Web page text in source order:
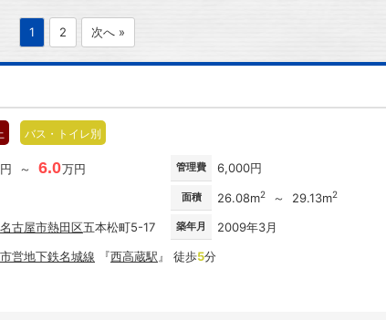
1 2 次へ »
バス・トイレ別
～ 6.0万円 管理費 6,000円
面積 26.08m2 ～ 29.13m2
名古屋市熱田区五本松町5-17 築年月 2009年3月
営地下鉄名城線 『西高蔵駅 』 徒歩5分